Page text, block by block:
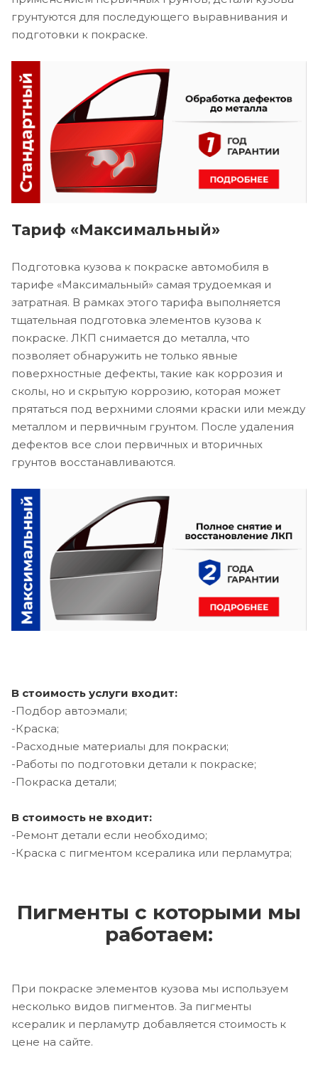
грунтуются для последующего выравнивания и
подготовки к покраске.
Тариф «Максимальный»
Подготовка кузова к покраске автомобиля в
тарифе «Максимальный» самая трудоемкая и
затратная. В рамках этого тарифа выполняется
тщательная подготовка элементов кузова к
покраске. ЛКП снимается до металла, что
позволяет обнаружить не только явные
поверхностные дефекты, такие как коррозия и
сколы, но и скрытую коррозию, которая может
прятаться под верхними слоями краски или между
металлом и первичным грунтом. После удаления
дефектов все слои первичных и вторичных
грунтов восстанавливаются.
В стоимость услуги входит:
-Подбор автоэмали;
-Краска;
-Расходные материалы для покраски;
-Работы по подготовки детали к покраске;
-Покраска детали;
В стоимость не входит:
-Ремонт детали если необходимо;
-Краска с пигментом ксералика или перламутра;
Пигменты с которыми мы
работаем:
При покраске элементов кузова мы используем
несколько видов пигментов. За пигменты
ксералик и перламутр добавляется стоимость к
цене на сайте.